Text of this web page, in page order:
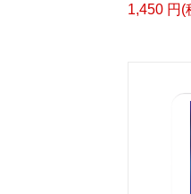
1,450 円(